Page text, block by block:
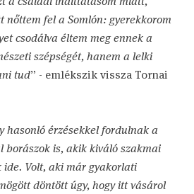
nőttem fel a Somlón: gyerekkorom
csodálva éltem meg ennek a
szépségét, hanem a lelki
tud” - emlékszik vissza Tornai
hasonló érzésekkel fordulnak a
borászok is, akik kiváló szakmai
ide. Volt, aki már gyakorlati
döntött úgy, hogy itt vásárol